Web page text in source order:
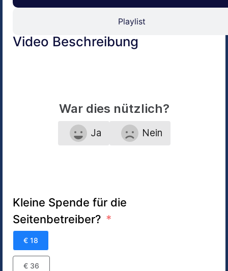
Playlist
Video Beschreibung
War dies nützlich?
Ja Nein
Kleine Spende für die
Seitenbetreiber?
€ 18
€ 36